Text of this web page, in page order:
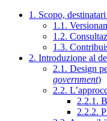
1. Scopo,
1.1.
1.2.
1.3.
2. Introduzione al
2.1. Design
government)
2.2.
2.2.1.
2.2.2.